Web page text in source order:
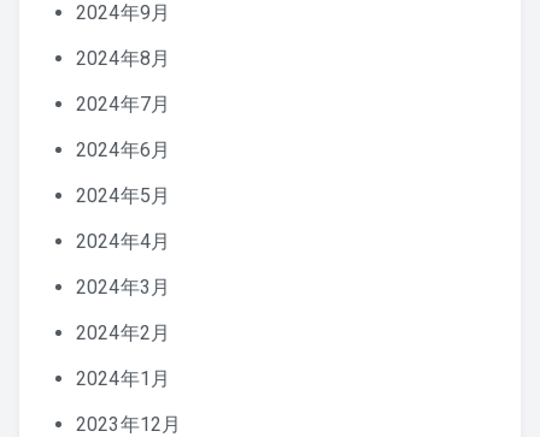
2024年9月
2024年8月
2024年7月
2024年6月
2024年5月
2024年4月
2024年3月
2024年2月
2024年1月
2023年12月